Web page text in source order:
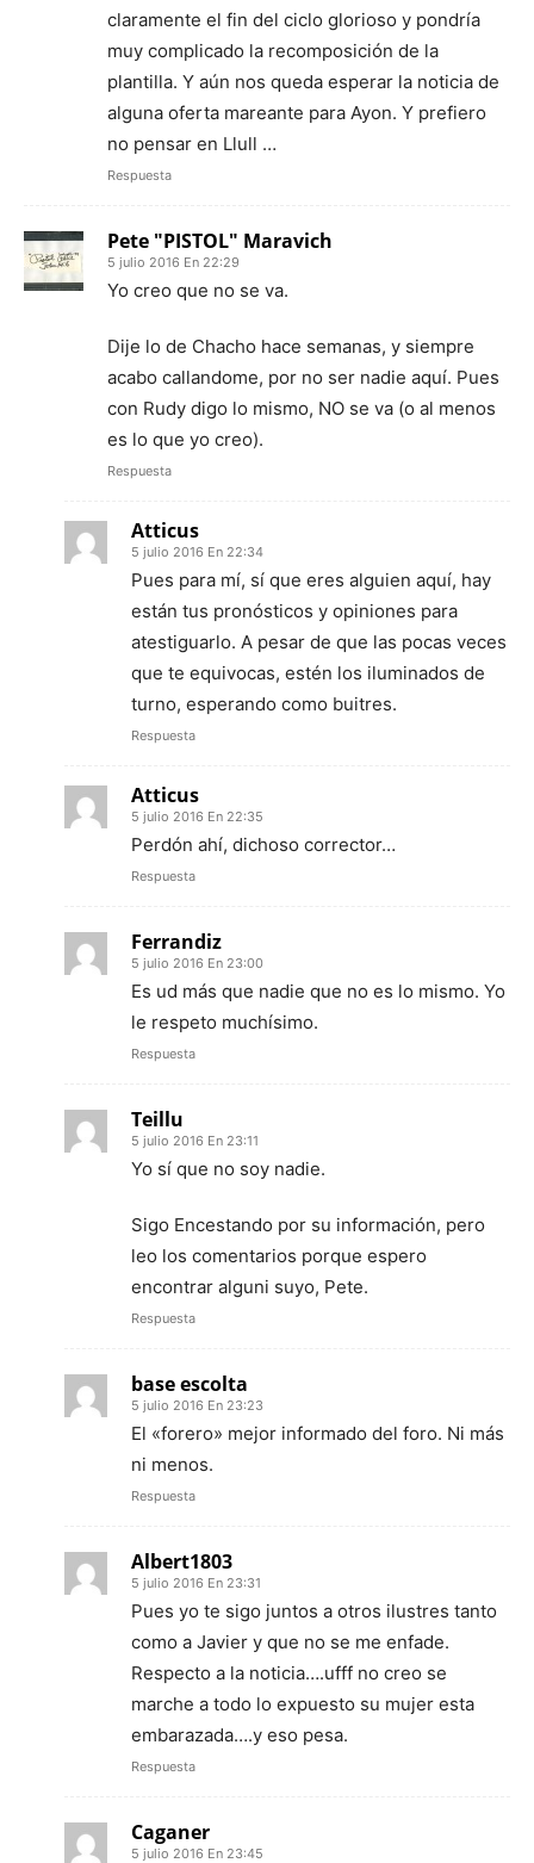
claramente el fin del ciclo glorioso y pondría
muy complicado la recomposición de la
plantilla. Y aún nos queda esperar la noticia de
alguna oferta mareante para Ayon. Y prefiero
no pensar en Llull …
Respuesta
Pete "PISTOL" Maravich
5 julio 2016 En 22:29
Yo creo que no se va.
Dije lo de Chacho hace semanas, y siempre
acabo callandome, por no ser nadie aquí. Pues
con Rudy digo lo mismo, NO se va (o al menos
es lo que yo creo).
Respuesta
Atticus
5 julio 2016 En 22:34
Pues para mí, sí que eres alguien aquí, hay
están tus pronósticos y opiniones para
atestiguarlo. A pesar de que las pocas veces
que te equivocas, estén los iluminados de
turno, esperando como buitres.
Respuesta
Atticus
5 julio 2016 En 22:35
Perdón ahí, dichoso corrector…
Respuesta
Ferrandiz
5 julio 2016 En 23:00
Es ud más que nadie que no es lo mismo. Yo
le respeto muchísimo.
Respuesta
Teillu
5 julio 2016 En 23:11
Yo sí que no soy nadie.
Sigo Encestando por su información, pero
leo los comentarios porque espero
encontrar alguni suyo, Pete.
Respuesta
base escolta
5 julio 2016 En 23:23
El «forero» mejor informado del foro. Ni más
ni menos.
Respuesta
Albert1803
5 julio 2016 En 23:31
Pues yo te sigo juntos a otros ilustres tanto
como a Javier y que no se me enfade.
Respecto a la noticia….ufff no creo se
marche a todo lo expuesto su mujer esta
embarazada….y eso pesa.
Respuesta
Caganer
5 julio 2016 En 23:45